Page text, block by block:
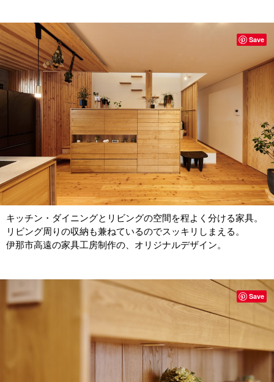
キッチン・ダイニングとリビングの空間を程よく分ける家具。
リビング周りの収納も兼ねているのでスッキリしまえる。
伊那市高遠の家具工房制作の、オリジナルデザイン。
Save
Save